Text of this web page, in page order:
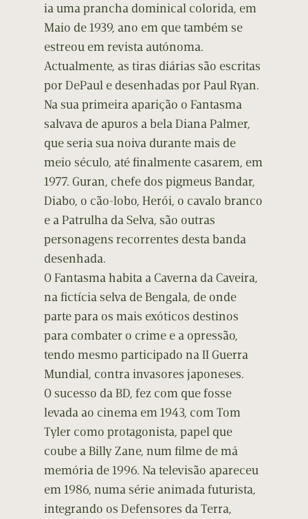
ia uma prancha dominical colorida, em
Maio de 1939, ano em que também se
estreou em revista autónoma.
Actualmente, as tiras diárias são escritas
por DePaul e desenhadas por Paul Ryan.
Na sua primeira aparição o Fantasma
salvava de apuros a bela Diana Palmer,
que seria sua noiva durante mais de
meio século, até finalmente casarem, em
1977. Guran, chefe dos pigmeus Bandar,
Diabo, o cão-lobo, Herói, o cavalo branco
e a Patrulha da Selva, são outras
personagens recorrentes desta banda
desenhada.
O Fantasma habita a Caverna da Caveira,
na fictícia selva de Bengala, de onde
parte para os mais exóticos destinos
para combater o crime e a opressão,
tendo mesmo participado na II Guerra
Mundial, contra invasores japoneses.
O sucesso da BD, fez com que fosse
levada ao cinema em 1943, com Tom
Tyler como protagonista, papel que
coube a Billy Zane, num filme de má
memória de 1996. Na televisão apareceu
em 1986, numa série animada futurista,
integrando os Defensores da Terra,